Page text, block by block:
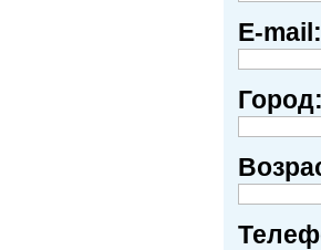
E-mail:
Город: